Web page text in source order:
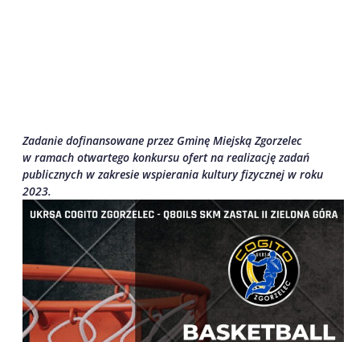
Zadanie dofinansowane przez Gminę Miejską Zgorzelec
w ramach otwartego konkursu ofert na realizację zadań
publicznych w zakresie wspierania kultury fizycznej w roku
2023.